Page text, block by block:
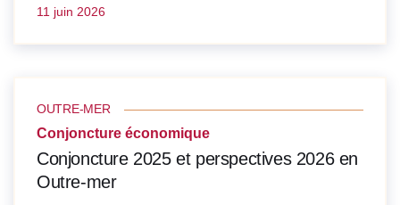
11 juin 2026
OUTRE-MER
Conjoncture économique
Conjoncture 2025 et perspectives 2026 en
Outre-mer